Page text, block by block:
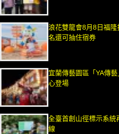
浪花雙龍會8月8日福
名還可抽住宿券
宜蘭傳藝園區「YA傳
心登場
全臺首創山徑標示系統
線